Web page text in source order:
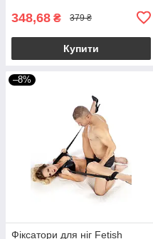
348,68 ₴ 379 ₴
Купити
–8%
Фіксатори для ніг Fetish